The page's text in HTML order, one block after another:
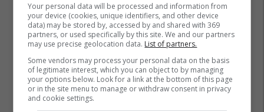
Your personal data will be processed and information from
your device (cookies, unique identifiers, and other device
data) may be stored by, accessed by and shared with 369
partners, or used specifically by this site. We and our partners
may use precise geolocation data. List of partners.
Some vendors may process your personal data on the basis
of legitimate interest, which you can object to by managing
your options below. Look for a link at the bottom of this page
or in the site menu to manage or withdraw consent in privacy
and cookie settings.